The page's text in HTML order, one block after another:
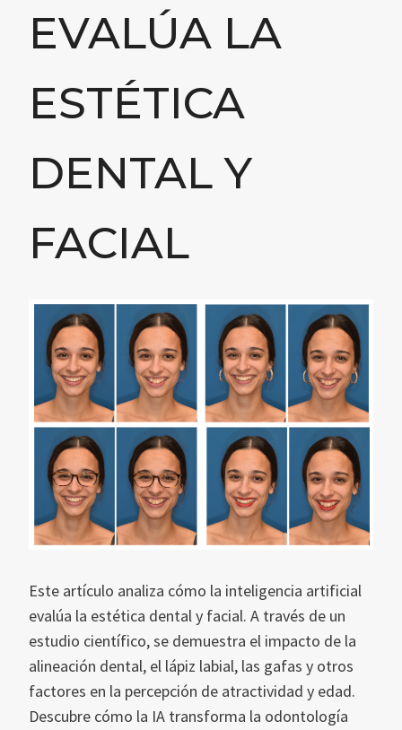
EVALÚA LA
ESTÉTICA
DENTAL Y
FACIAL
Este artículo analiza cómo la inteligencia artificial
evalúa la estética dental y facial. A través de un
estudio científico, se demuestra el impacto de la
alineación dental, el lápiz labial, las gafas y otros
factores en la percepción de atractividad y edad.
Descubre cómo la IA transforma la odontología